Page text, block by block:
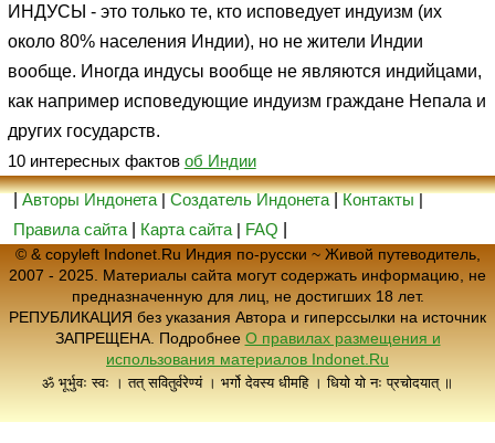
ИНДУСЫ - это только те, кто исповедует индуизм (их
около 80% населения Индии), но не жители Индии
вообще. Иногда индусы вообще не являются индийцами,
как например исповедующие индуизм граждане Непала и
других государств.
10 интересных фактов об Индии
|Авторы Индонета|Создатель Индонета|Контакты|
Правила сайта
Карта сайта | FAQ
© & copyleft Indonet.Ru Индия по-русски ~ Живой путеводитель,
2007 - 2025. Материалы сайта могут содержать информацию, не
предназначенную для лиц, не достигших 18 лет.
РЕПУБЛИКАЦИЯ без указания Автора и гиперссылки на источник
ЗАПРЕЩЕНА. Подробнее О правилах размещения и
использования материалов Indonet.Ru
ॐ भूर्भुवः स्वः । तत् सवितुर्वरेण्यं । भर्गो देवस्य धीमहि । धियो यो नः प्रचोदयात् ॥